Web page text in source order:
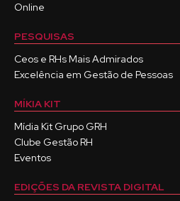
Online
PESQUISAS
Ceos e RHs Mais Admirados
Excelência em Gestão de Pessoas
MÍKIA KIT
Mídia Kit Grupo GRH
Clube Gestão RH
Eventos
EDIÇÕES DA REVISTA DIGITAL